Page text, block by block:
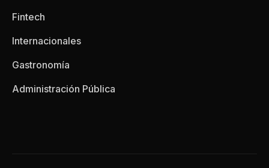
Fintech
Internacionales
Gastronomía
Administración Pública